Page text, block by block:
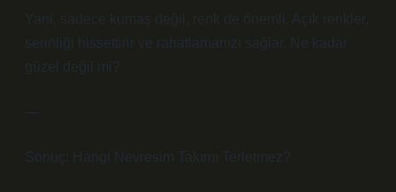
Yani, sadece kumaş değil, renk de önemli. Açık renkler,
serinliği hissettirir ve rahatlamanızı sağlar. Ne kadar
güzel değil mi?
—
Sonuç: Hangi Nevresim Takımı Terletmez?